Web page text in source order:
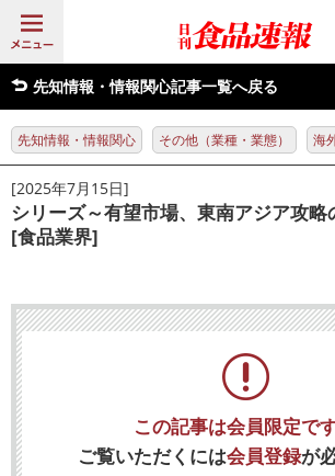
先知情報・情報関心記事一覧へ戻る
先知情報・情報関心 その他（業種・業態） 海
[2025年7月15日]
シリーズ～有望市場、東南アジア攻
[食品業界]
この記事は会員限定です
ご覧いただくには会員登録が